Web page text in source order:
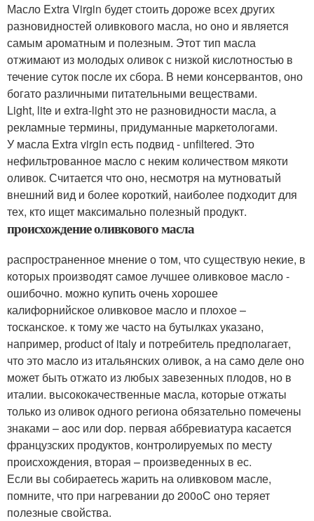
Масло Extra Virgin будет стоить дороже всех других
разновидностей оливкового масла, но оно и является
самым ароматным и полезным. Этот тип масла
отжимают из молодых оливок с низкой кислотностью в
течение суток после их сбора. В неми консервантов, оно
богато различными питательными веществами.
Light, lite и extra-light это не разновидности масла, а
рекламные термины, придуманные маркетологами.
У масла Extra virgin есть подвид - unfiltered. Это
нефильтрованное масло с неким количеством мякоти
оливок. Считается что оно, несмотря на мутноватый
внешний вид и более короткий, наиболее подходит для
тех, кто ищет максимально полезный продукт.
происхождение оливкового масла
распространенное мнение о том, что существую некие, в
которых производят самое лучшее оливковое масло -
ошибочно. можно купить очень хорошее
калифорнийское оливковое масло и плохое –
тосканское. к тому же часто на бутылках указано,
например, product of italy и потребитель предполагает,
что это масло из итальянских оливок, а на само деле оно
может быть отжато из любых завезенных плодов, но в
италии. высококачественные масла, которые отжаты
только из оливок одного региона обязательно помечены
знаками – aoc или dop. первая аббревиатура касается
французских продуктов, контролируемых по месту
происхождения, вторая – произведенных в ес.
Если вы собираетесь жарить на оливковом масле,
помните, что при нагревании до 200оС оно теряет
полезные свойства.